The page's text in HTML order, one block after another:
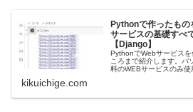
Pythonで作ったもの
サービスの基礎すべ
【Django】
PythonでWebサービスを
ころまで紹介します。パ
料のWEBサービスのみ使
kikuichige.com